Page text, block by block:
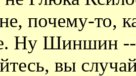
почему-то,
Ну Шиншин --
вы